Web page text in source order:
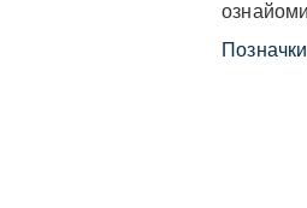
Позначки